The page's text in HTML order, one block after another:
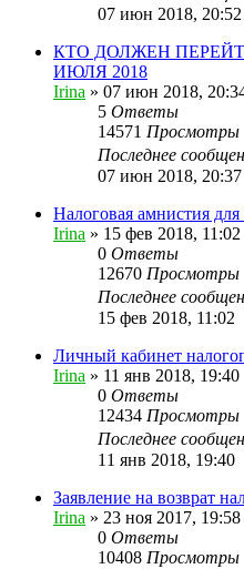
07 июн 2018, 20:52
КТО ДОЛЖЕН
ИЮЛЯ 2018
Irina » 07 июн 2018,
5 Ответы
14571 Просмотры
Последнее
07 июн 2018, 20:37
Налоговая амнистия
Irina » 15 фев 2018, 11:02
0 Ответы
12670 Просмотры
Последнее
15 фев 2018, 11:02
Личный кабинет
Irina » 11 янв 2018, 19:40
0 Ответы
12434 Просмотры
Последнее
11 янв 2018, 19:40
Заявление на возврат
Irina » 23 ноя 2017, 19:58
0 Ответы
10408 Просмотры